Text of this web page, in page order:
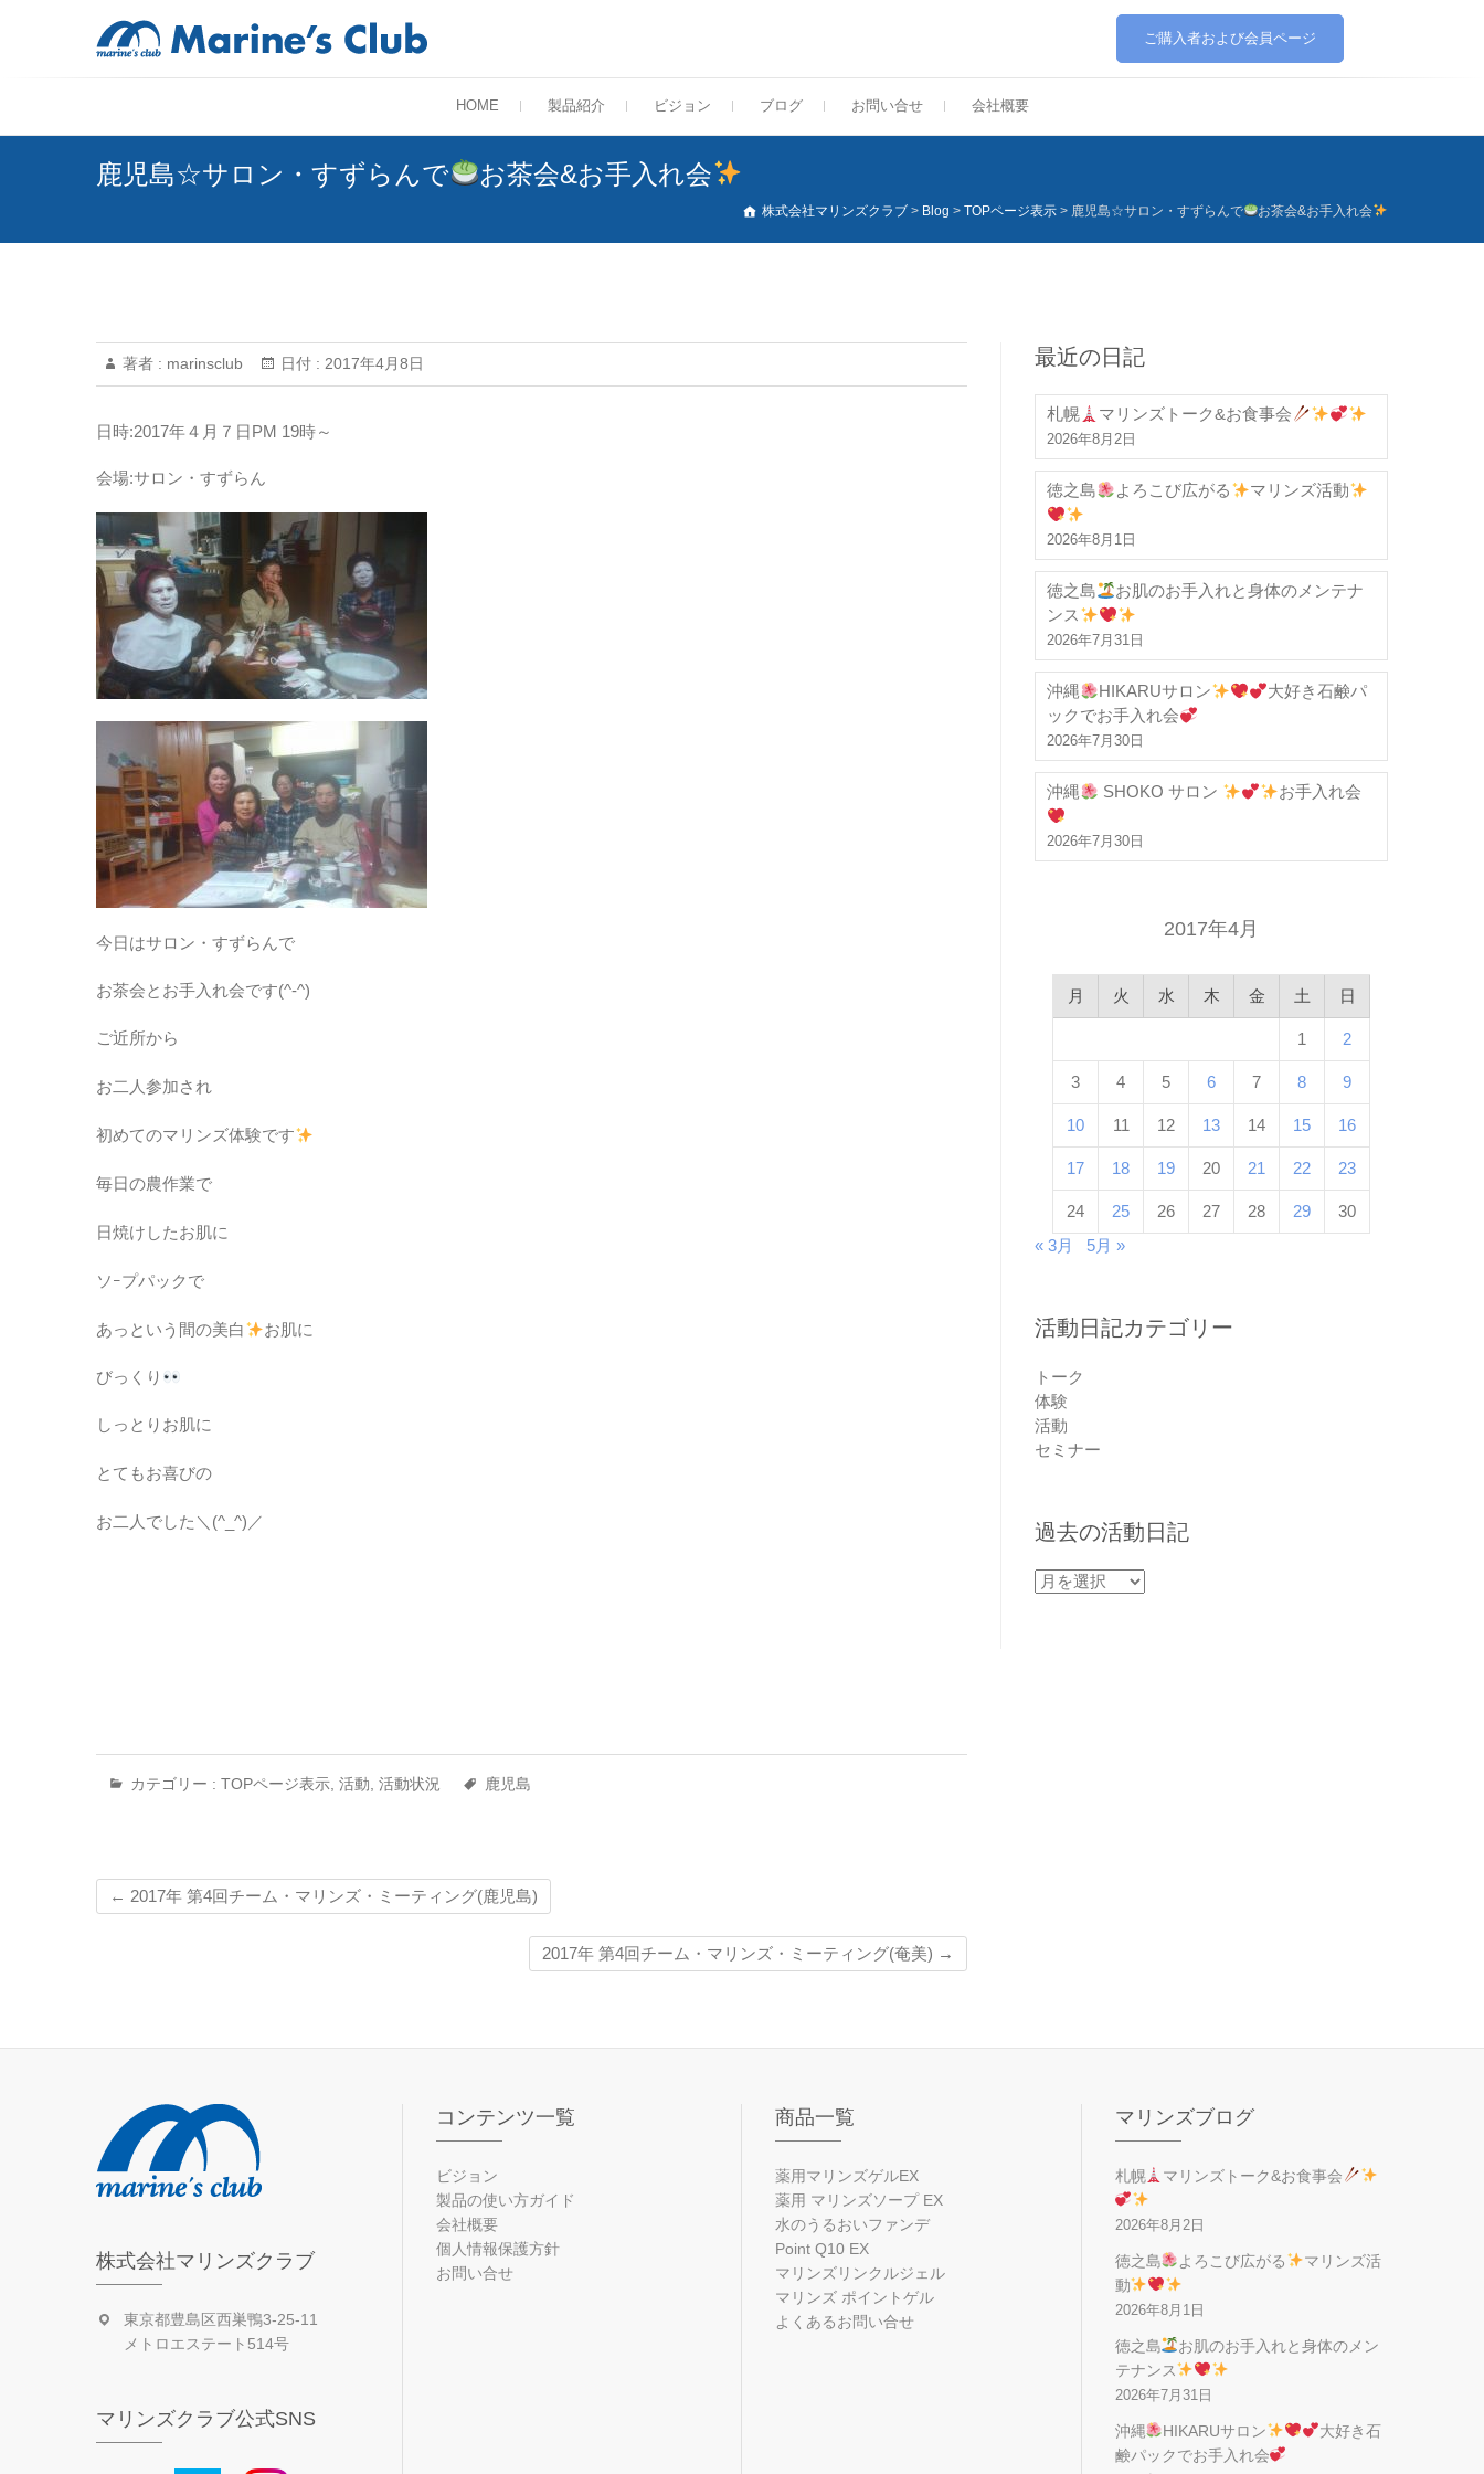
ご購入者および会員ページ
HOME 製品紹介 ビジョン ブログ お問い合せ 会社概要
鹿児島☆サロン・すずらんで お茶会&お手入れ会
株式会社マリンズクラブ> Blog > TOPページ表示> 鹿児島☆サロン・すずらんで お茶会&お手入れ会
著者 : marinsclub 日付 : 2017年4月8日
日時:2017年４月７日PM 19時～
会場:サロン・すずらん
今日はサロン・すずらんで
お茶会とお手入れ会です(^-^)
ご近所から
お二人参加され
初めてのマリンズ体験です
毎日の農作業で
日焼けしたお肌に
ソｰプパックで
あっという間の美白 お肌に
びっくり
しっとりお肌に
とてもお喜びの
お二人でした＼(^_^)／
カテゴリー : TOPページ表示 活動 活動状況 鹿児島
← 2017年 第4回チーム・マリンズ・ミーティング(鹿児島)
2017年 第4回チーム・マリンズ・ミーティング(奄美) →
最近の日記
札幌 マリンズトーク&お食事会
2026年8月2日
徳之島 よろこび広がる マリンズ活動
2026年8月1日
徳之島
お肌のお手入れと身体のメンテナ
ンス
2026年7月31日
沖縄 HIKARUサロン
大好き石鹸パ
ックでお手入れ会
2026年7月30日
沖縄 SHOKO サロン お手入れ会
2026年7月30日
2017年4月
月 火 水 木 金 土 日
1 2
3 4 5 6 7 8 9
10 11 12 13 14 15 16
17 18 19 20 21 22 23
24 25 26 27 28 29
30
« 3月
5月 »
活動日記カテゴリー
トーク
体験
活動
セミナー
過去の活動日記
過
株式会社マリンズクラブ
東京都豊島区西巣鴨3-25-11
メトロエステート514号
マリンズクラブ公式SNS
コンテンツ一覧
ビジョン
製品の使い方ガイド
会社概要
個人情報保護方針
お問い合せ
商品一覧
薬用マリンズゲルEX
薬用 マリンズソープ EX
水のうるおいファンデ
Point Q10 EX
マリンズリンクルジェル
マリンズ ポイントゲル
よくあるお問い合せ
マリンズブログ
札幌 マリンズトーク&お食事会
2026年8月2日
徳之島 よろこび広がる
マリンズ活
動
2026年8月1日
徳之島
お肌のお手入れと身体のメン
テナンス
2026年7月31日
沖縄 HIKARUサロン
大好き石
鹸パックでお手入れ会